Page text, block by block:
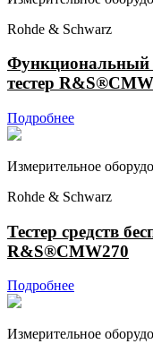
Rohde & Schwarz
тестер
Подробнее
Измерительное
Rohde & Schwarz
Тестер средств
R&S®CMW270
Подробнее
Измерительное